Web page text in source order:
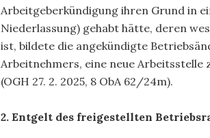
Arbeitgeberkündigung ihren Grund in
Niederlassung) gehabt hätte, deren
ist, bildete die angekündigte
Arbeitnehmers, eine neue Arbeitsstelle
(OGH 27. 2. 2025, 8 ObA 62/24m).
2. Entgelt des freigestellten